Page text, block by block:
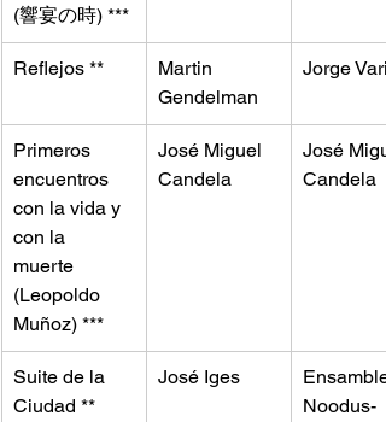
(響宴の時) ***
Reflejos **
Martin
Gendelman
Jorge
Primeros
encuentros
con la vida y
con la
muerte
(Leopoldo
Muñoz) ***
José Miguel
Candela
José
Candela
Suite de la
Ciudad **
José Iges
Ensamble
Noodus-